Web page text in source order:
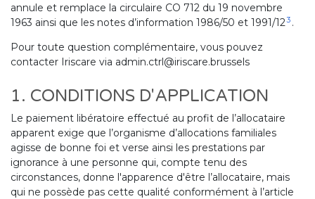
annule et remplace la circulaire CO 712 du 19 novembre
1963 ainsi que les notes d’information 1986/50 et 1991/123 .
Pour toute question complémentaire, vous pouvez
contacter Iriscare via admin.ctrl@iriscare.brussels
1. CONDITIONS D'APPLICATION
Le paiement libératoire effectué au profit de l’allocataire
apparent exige que l’organisme d’allocations familiales
agisse de bonne foi et verse ainsi les prestations par
ignorance à une personne qui, compte tenu des
circonstances, donne l'apparence d'être l’allocataire, mais
qui ne possède pas cette qualité conformément à l’article